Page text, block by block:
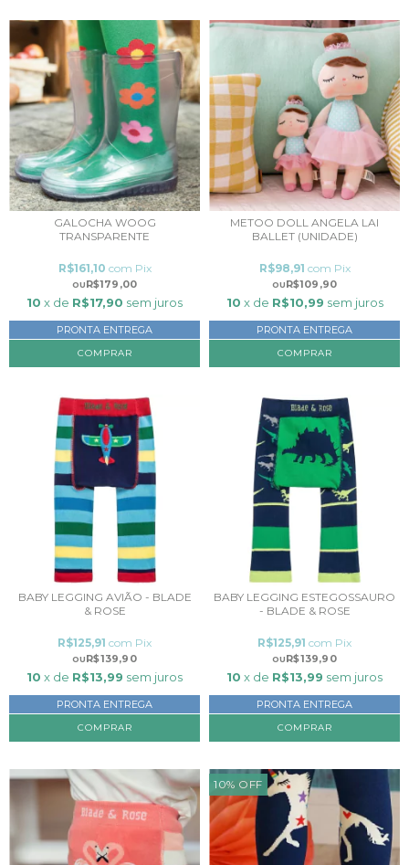
GALOCHA WOOG
TRANSPARENTE
R$179,00
R$161,10 com Pix
10 x de R$17,90 sem juros
PRONTA ENTREGA
COMPRAR
METOO DOLL ANGELA LAI
BALLET (UNIDADE)
R$109,90
R$98,91 com Pix
10 x de R$10,99 sem juros
PRONTA ENTREGA
COMPRAR
BABY LEGGING AVIÃO - BLADE
& ROSE
R$139,90
R$125,91 com Pix
10 x de R$13,99 sem juros
PRONTA ENTREGA
COMPRAR
BABY LEGGING ESTEGOSSAURO
- BLADE & ROSE
R$139,90
R$125,91 com Pix
10 x de R$13,99 sem juros
PRONTA ENTREGA
COMPRAR
10% OFF